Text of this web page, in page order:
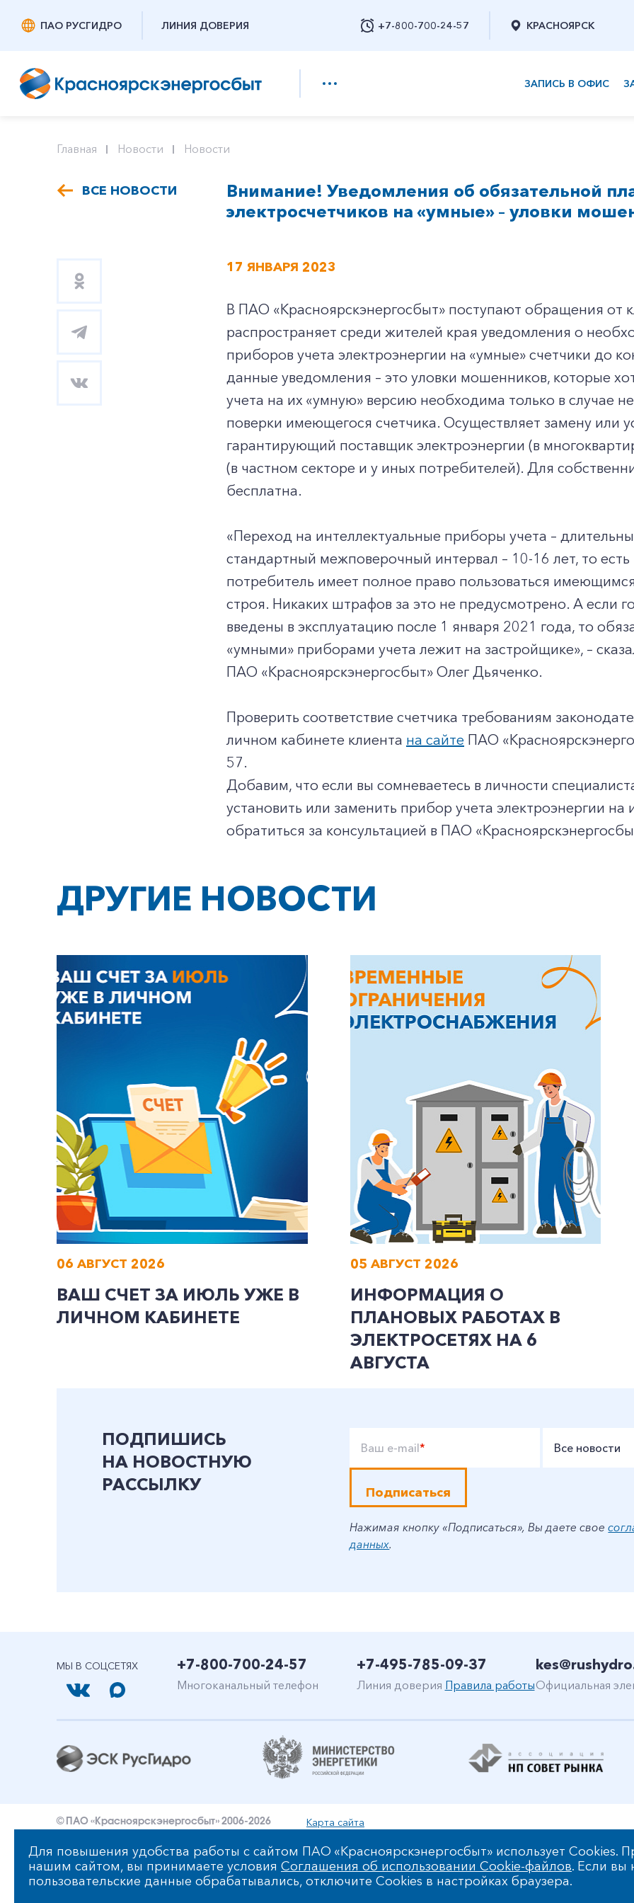
ПАО РУСГИДРО ЛИНИЯ ДОВЕРИЯ +7-800-700-24-57
Заказать обратный звонок
КРАСНОЯРСК
ЗАПИСЬ В ОФИС
+7-800-700-24-57
Частным клиентам
Корпоративным клиентам
Главная Новости Новости
ВСЕ НОВОСТИ
Внимание! Уведомления об обязательной
электросчетчиков на «умные» – уловки
17 ЯНВАРЯ 2023
В ПАО «Красноярскэнергосбыт» поступают обращения от
распространяет среди жителей края уведомления о
приборов учета электроэнергии на «умные» счетчики до
данные уведомления – это уловки мошенников, которые
учета на их «умную» версию необходима только в случае
поверки имеющегося счетчика. Осуществляет замену или
гарантирующий поставщик электроэнергии (в
(в частном секторе и у иных потребителей). Для
бесплатна.
«Переход на интеллектуальные приборы учета –
стандартный межповерочный интервал – 10-16 лет, то
потребитель имеет полное право пользоваться
строя. Никаких штрафов за это не предусмотрено. А если
введены в эксплуатацию после 1 января 2021 года, то
«умными» приборами учета лежит на застройщике», –
ПАО «Красноярскэнергосбыт» Олег Дьяченко.
Проверить соответствие счетчика требованиям
личном кабинете клиента на сайте ПАО
57.
Добавим, что если вы сомневаетесь в личности
установить или заменить прибор учета электроэнергии
обратиться за консультацией в ПАО
ДРУГИЕ НОВОСТИ
06 АВГУСТ 2026
ВАШ СЧЕТ ЗА ИЮЛЬ УЖЕ В
ЛИЧНОМ КАБИНЕТЕ
05 АВГУСТ 2026
ИНФОРМАЦИЯ О
ПЛАНОВЫХ РАБОТАХ В
ЭЛЕКТРОСЕТЯХ НА 6
АВГУСТА
ПОДПИШИСЬ
НА НОВОСТНУЮ
РАССЫЛКУ
Ваш e-mail* Все новости
Подписаться
Нажимая кнопку «Подписаться», Вы даете свое
данных.
МЫ В СОЦСЕТЯХ +7-800-700-24-57
Многоканальный телефон
+7-495-785-09-37
Линия доверия Правила работыОфициальная
© ПАО «Красноярскэнергосбыт» 2006-2026
Карта сайта
Уведомление об ответственности и праве интеллектуальной собственности
Политика ПАО «Красноярскэнергосбыт» в отношении обработки персональных данных
Для повышения удобства работы с сайтом ПАО «Красноярскэнергосбыт» использует Cookies.
нашим сайтом, вы принимаете условия Соглашения об использовании Cookie-файлов. Если вы
пользовательские данные обрабатывались, отключите Cookies в настройках браузера.